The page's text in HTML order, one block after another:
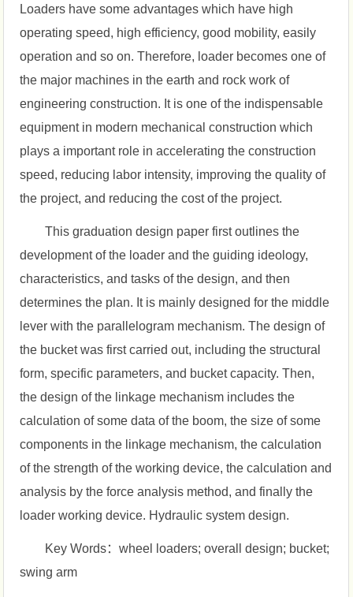
Loaders have some advantages which have high
operating speed, high efficiency, good mobility, easily
operation and so on. Therefore, loader becomes one of
the major machines in the earth and rock work of
engineering construction. It is one of the indispensable
equipment in modern mechanical construction which
plays a important role in accelerating the construction
speed, reducing labor intensity, improving the quality of
the project, and reducing the cost of the project.
This graduation design paper first outlines the
development of the loader and the guiding ideology,
characteristics, and tasks of the design, and then
determines the plan. It is mainly designed for the middle
lever with the parallelogram mechanism. The design of
the bucket was first carried out, including the structural
form, specific parameters, and bucket capacity. Then,
the design of the linkage mechanism includes the
calculation of some data of the boom, the size of some
components in the linkage mechanism, the calculation
of the strength of the working device, the calculation and
analysis by the force analysis method, and finally the
loader working device. Hydraulic system design.
Key Words：wheel loaders; overall design; bucket;
swing arm